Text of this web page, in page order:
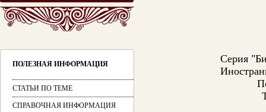
ПОЛЕЗНАЯ ИНФОРМАЦИЯ
СТАТЬИ ПО ТЕМЕ
СПРАВОЧНАЯ ИНФОРМАЦИЯ
Серия